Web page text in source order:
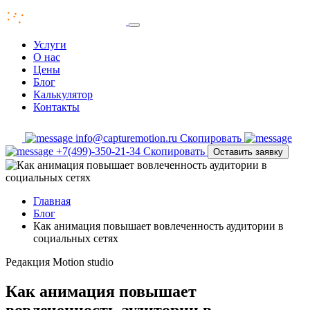
Услуги
О нас
Цены
Блог
Калькулятор
Контакты
info@capturemotion.ru Скопировать
+7(499)-350-21-34 Скопировать Оставить заявку
Главная
Блог
Как анимация повышает вовлеченность аудитории в
социальных сетях
Редакция Motion studio
Как анимация повышает